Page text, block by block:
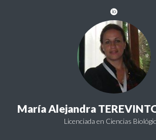
María Alejandra
Licenciada en Ciencias